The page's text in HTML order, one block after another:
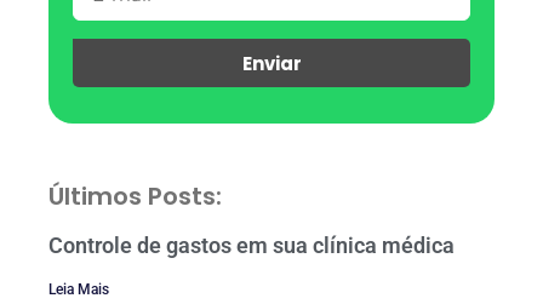
Enviar
Últimos Posts:
Controle de gastos em sua clínica médica
Leia Mais